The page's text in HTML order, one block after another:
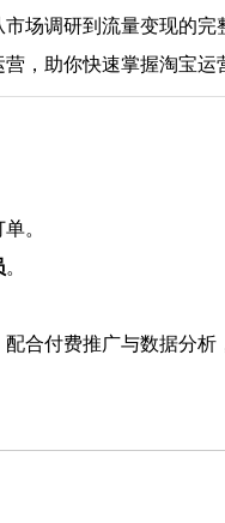
场调研到流量变现的完
，助你快速掌握淘宝运
。
。
合付费推广与数据分